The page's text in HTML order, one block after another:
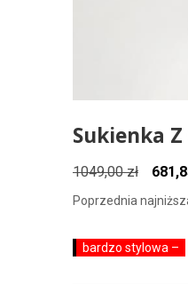
Sukienka Z
1049,00zł
cena
Poprzednia
bardzo stylowa –